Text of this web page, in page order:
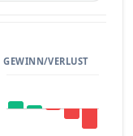
GEWINN/VERLUST